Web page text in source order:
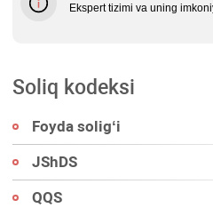
Ekspert tizimi va uning
Soliq kodeksi
Foyda soligʻi
JShDS
QQS